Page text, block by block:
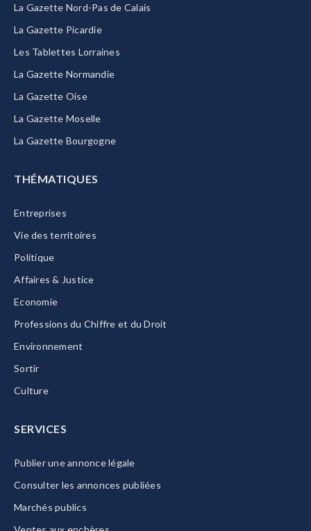
La Gazette Nord-Pas de Calais
La Gazette Picardie
Les Tablettes Lorraines
La Gazette Normandie
La Gazette Oise
La Gazette Moselle
La Gazette Bourgogne
THÉMATIQUES
Entreprises
Vie des territoires
Politique
Affaires & Justice
Economie
Professions du Chiffre et du Droit
Environnement
Sortir
Culture
SERVICES
Publier une annonce légale
Consulter les annonces publiées
Marchés publics